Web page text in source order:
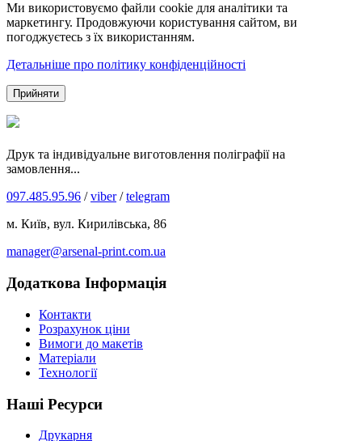
Ми використовуємо файли cookie для аналітики та
маркетингу. Продовжуючи користування сайтом, ви
погоджуєтесь з їх використанням.
Детальніше про політику конфіденційності
Прийняти
Друк та індивідуальне виготовлення поліграфії на
замовлення...
097.485.95.96 /viber/telegram
м. Київ, вул. Кирилівська, 86
manager@arsenal-print.com.ua
Додаткова Інформація
Контакти
Розрахунок ціни
Вимоги до макетів
Матеріали
Технології
Наші Ресурси
Друкарня